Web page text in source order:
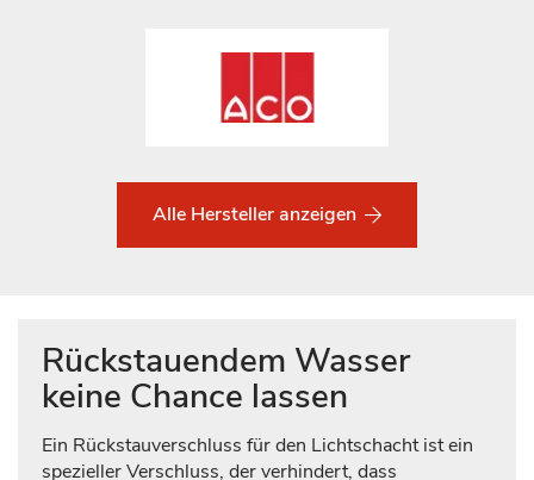
Alle Hersteller anzeigen
Rückstauendem Wasser
keine Chance lassen
Ein Rückstauverschluss für den Lichtschacht ist ein
spezieller Verschluss, der verhindert, dass